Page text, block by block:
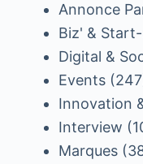
Annonce
Biz' &
Digital &
Events
Innovation
Interview
Marques